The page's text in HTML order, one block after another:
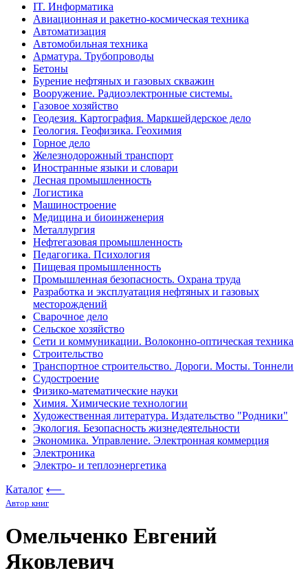
IT. Информатика
Авиационная и ракетно-космическая техника
Автоматизация
Автомобильная техника
Арматура. Трубопроводы
Бетоны
Бурение нефтяных и газовых скважин
Вооружение. Радиоэлектронные системы.
Газовое хозяйство
Геодезия. Картография. Маркшейдерское дело
Геология. Геофизика. Геохимия
Горное дело
Железнодорожный транспорт
Иностранные языки и словари
Лесная промышленность
Логистика
Машиностроение
Медицина и биоинженерия
Металлургия
Нефтегазовая промышленность
Педагогика. Психология
Пищевая промышленность
Промышленная безопасность. Охрана труда
Разработка и эксплуатация нефтяных и газовых
месторождений
Сварочное дело
Сельское хозяйство
Сети и коммуникации. Волоконно-оптическая техника
Строительство
Транспортное строительство. Дороги. Мосты. Тоннели
Судостроение
Физико-математические науки
Химия. Химические технологии
Художественная литература. Издательство "Родники"
Экология. Безопасность жизнедеятельности
Экономика. Управление. Электронная коммерция
Электроника
Электро- и теплоэнергетика
Каталог ⟵
Автор книг
Омельченко Евгений
Яковлевич